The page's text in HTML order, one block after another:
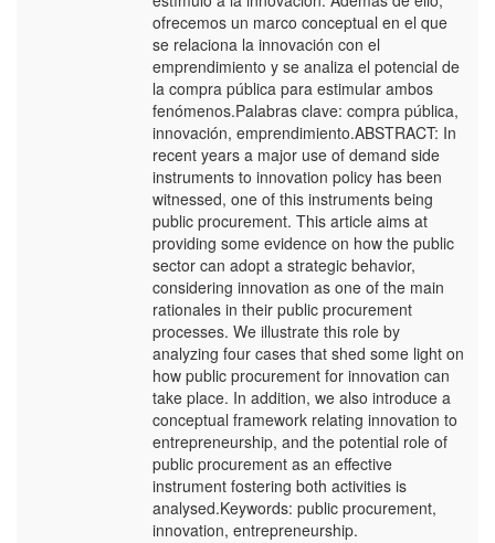
ofrecemos un marco conceptual en el que
se relaciona la innovación con el
emprendimiento y se analiza el potencial de
la compra pública para estimular ambos
fenómenos.Palabras clave: compra pública,
innovación, emprendimiento.ABSTRACT: In
recent years a major use of demand side
instruments to innovation policy has been
witnessed, one of this instruments being
public procurement. This article aims at
providing some evidence on how the public
sector can adopt a strategic behavior,
considering innovation as one of the main
rationales in their public procurement
processes. We illustrate this role by
analyzing four cases that shed some light on
how public procurement for innovation can
take place. In addition, we also introduce a
conceptual framework relating innovation to
entrepreneurship, and the potential role of
public procurement as an effective
instrument fostering both activities is
analysed.Keywords: public procurement,
innovation, entrepreneurship.